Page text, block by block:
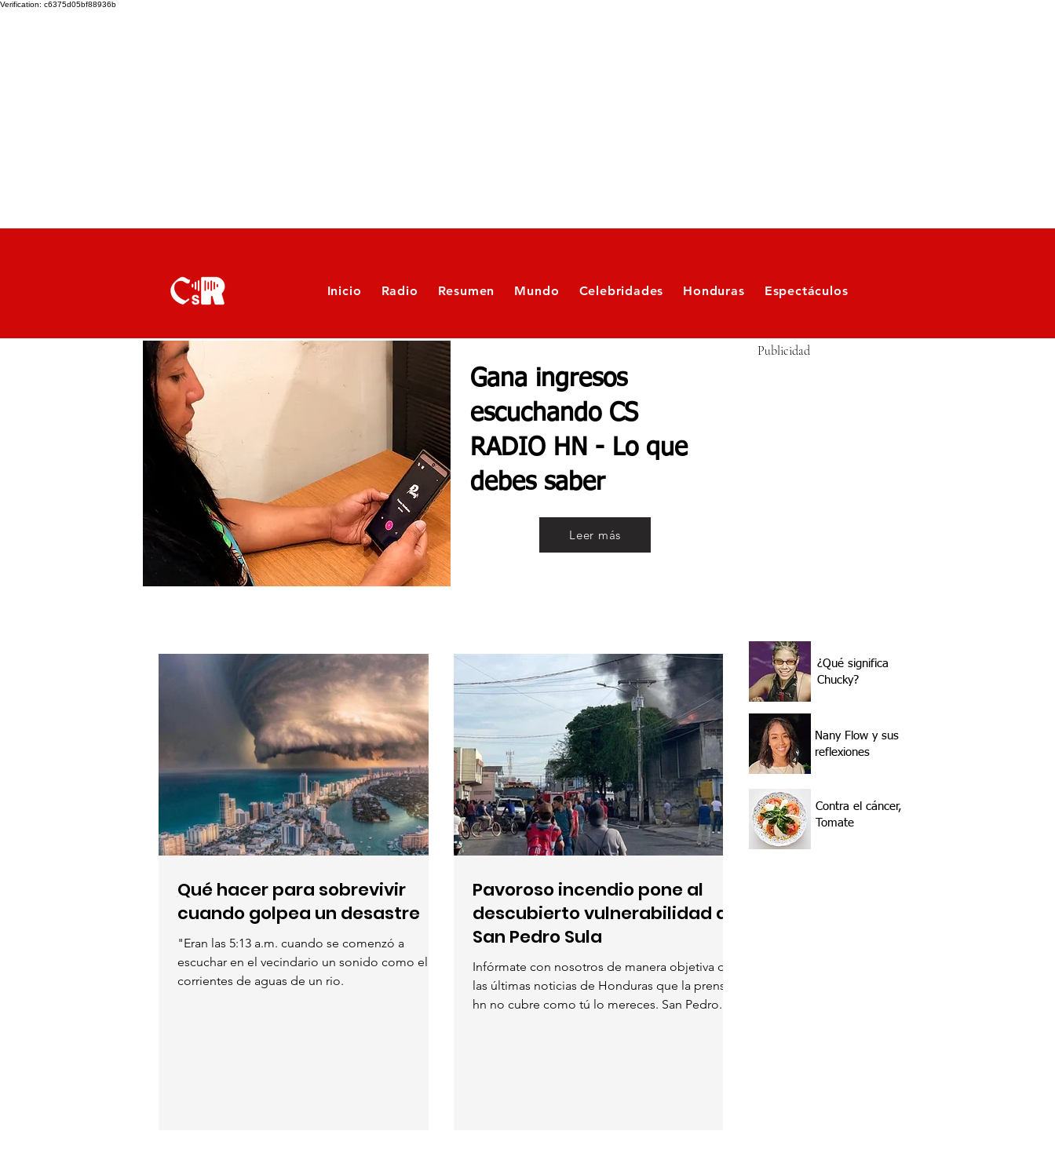
Verification: c6375d05bf88936b
Inicio Radio Resumen Mundo Celebridades Honduras Espectáculos
Gana ingresos
escuchando CS
RADIO HN - Lo que
debes saber
Leer más
Publicidad
Qué hacer para sobrevivir
cuando golpea un desastre
"Eran las 5:13 a.m. cuando se comenzó a
escuchar en el vecindario un sonido como el de
corrientes de aguas de un rio.
Pavoroso incendio pone al
descubierto vulnerabilidad de
San Pedro Sula
Infórmate con nosotros de manera objetiva de
las últimas noticias de Honduras que la prensa
hn no cubre como tú lo mereces. San Pedro...
¿Qué significa
Chucky?
Nany Flow y sus
reflexiones
Contra el cáncer,
Tomate